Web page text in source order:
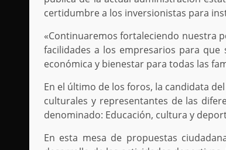
certidumbre a los inversionistas para
«Continuaremos fortaleciendo nuestra
facilidades a los empresarios para
económica y bienestar para todas las
En el último de los foros, la candidata
culturales y representantes de las
denominado: Educación, cultura y
En esta mesa de propuestas